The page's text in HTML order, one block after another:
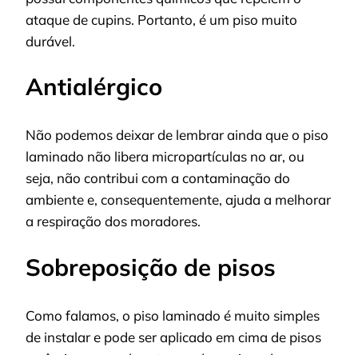
ataque de cupins. Portanto, é um piso muito
durável.
Antialérgico
Não podemos deixar de lembrar ainda que o piso
laminado não libera micropartículas no ar, ou
seja, não contribui com a contaminação do
ambiente e, consequentemente, ajuda a melhorar
a respiração dos moradores.
Sobreposição de pisos
Como falamos, o piso laminado é muito simples
de instalar e pode ser aplicado em cima de pisos